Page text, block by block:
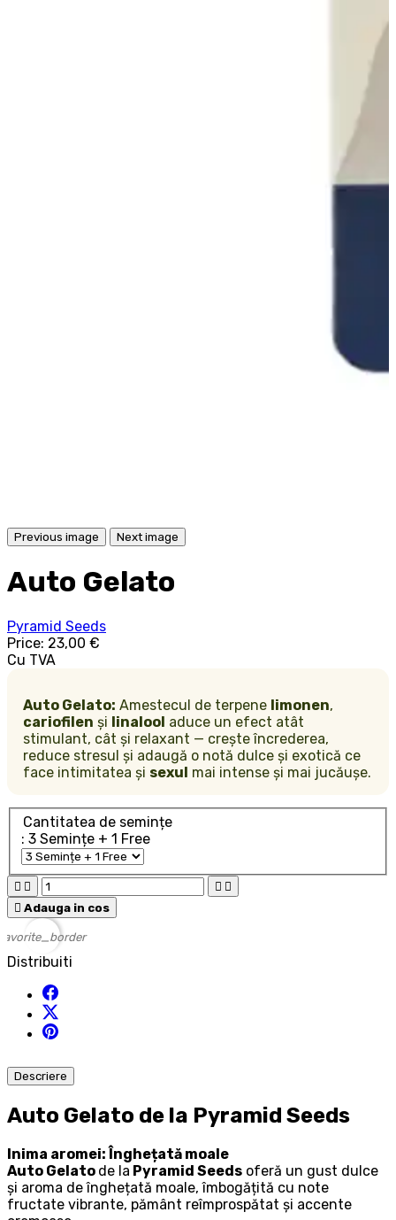
Previous image Next image
Auto Gelato
Pyramid Seeds
Price: 23,00 €
Cu TVA
Auto Gelato: Amestecul de terpene limonen,
cariofilen și linalool aduce un efect atât
stimulant, cât și relaxant — crește încrederea,
reduce stresul și adaugă o notă dulce și exotică ce
face intimitatea și sexul mai intense și mai jucăușe.
Cantitatea de semințe
: 3 Semințe + 1 Free
   
 Adauga in cos
favorite_border
Distribuiti
Descriere
Auto Gelato de la Pyramid Seeds
Inima aromei: Înghețată moale
Auto Gelato de la Pyramid Seeds oferă un gust dulce
și aroma de înghețată moale, îmbogățită cu note
fructate vibrante, pământ reîmprospătat și accente